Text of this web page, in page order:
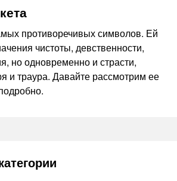
противоречивых символов. Ей
чистоты, девственности,
но одновременно и страсти,
и траура. Давайте рассмотрим ее